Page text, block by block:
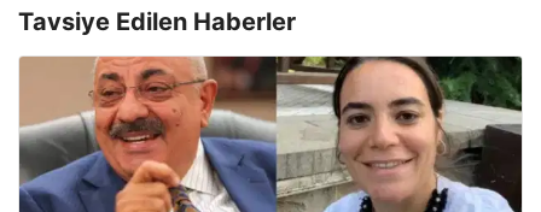
Tavsiye Edilen Haberler